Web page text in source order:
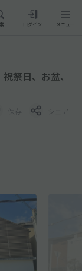
ログイン メニュー
祭日、お盆、
保存 シェア